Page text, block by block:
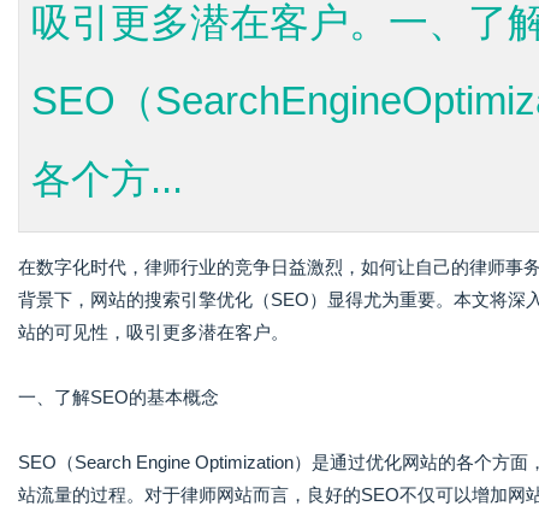
吸引更多潜在客户。一、了
SEO（
各个方...
在数字化时代，律师行业的竞争日益激烈，如何让自己的律师事
背景下，网站的搜索引擎优化（SEO）显得尤为重要。本文将
站的可见性，吸引更多潜在客户。
一、了解SEO的基本概念
SEO（Search Engine Optimization）是通过优化网站的各个方
站流量的过程。对于律师网站而言，良好的SEO不仅可以增加